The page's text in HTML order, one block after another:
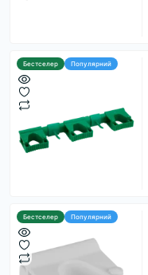
Бестселер Популярний
Бестселер Популярний